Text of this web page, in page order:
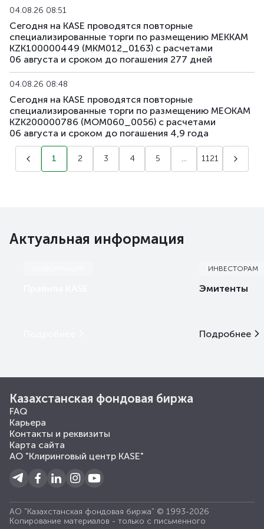
04.08.26 08:51
Сегодня на KASE проводятся повторные
специализированные торги по размещению МЕККАМ
KZK100000449 (MKM012_0163) с расчетами
06 августа и сроком до погашения 277 дней
04.08.26 08:48
Сегодня на KASE проводятся повторные
специализированные торги по размещению МЕОКАМ
KZK200000786 (MOM060_0056) с расчетами
06 августа и сроком до погашения 4,9 года
1 2 3 4 5 ... 1121
Актуальная информация
ИНВЕСТОРАМ
Эмитенты
Подробнее
Казахстанская фондовая биржа
FAQ
Карьера
Контакты и реквизиты
Карта сайта
АО "Клиринговый центр KASE"
АО "Казахстанская фондовая биржа" © 1993-2026
Копирование материалов - только с письменного